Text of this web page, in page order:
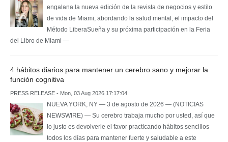
engalana la nueva edición de la revista de negocios y estilo
de vida de Miami, abordando la salud mental, el impacto del
Método LiberaSueña y su próxima participación en la Feria
del Libro de Miami —
4 hábitos diarios para mantener un cerebro sano y mejorar la
función cognitiva
PRESS RELEASE - Mon, 03 Aug 2026 17:17:04
NUEVA YORK, NY — 3 de agosto de 2026 — (NOTICIAS
NEWSWIRE) — Su cerebro trabaja mucho por usted, así que
lo justo es devolverle el favor practicando hábitos sencillos
todos los días para mantener fuerte y saludable a este